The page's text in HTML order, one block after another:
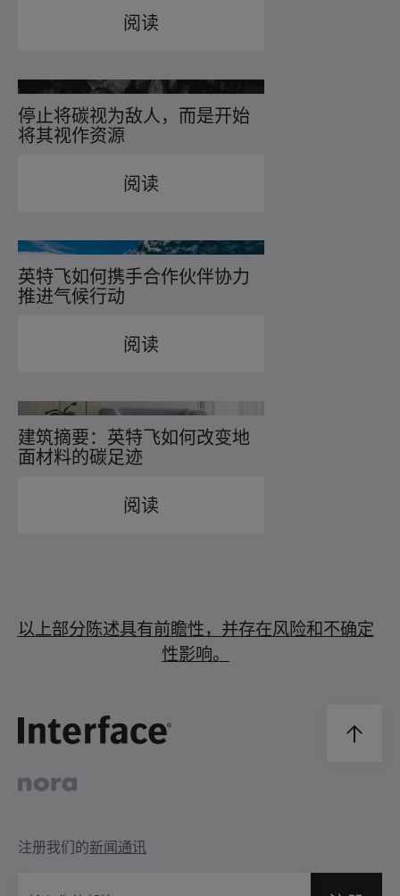
阅读
停止将碳视为敌人，而是开始
将其视作资源
阅读
英特飞如何携手合作伙伴协力
推进气候行动
阅读
建筑摘要：英特飞如何改变地
面材料的碳足迹
阅读
以上部分陈述具有前瞻性，并存在风险和不确定
性影响。
注册我们的新闻通讯